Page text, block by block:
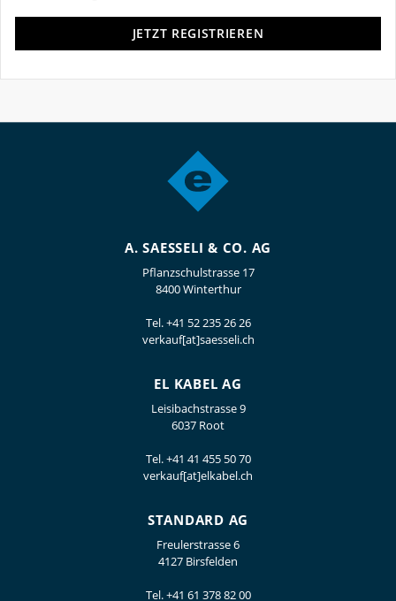
JETZT REGISTRIEREN
A. SAESSELI & CO. AG
Pflanzschulstrasse 17
8400 Winterthur
Tel.+41 52 235 26 26
verkauf[at]saesseli.ch
EL KABEL AG
Leisibachstrasse 9
6037 Root
Tel.+41 41 455 50 70
verkauf[at]elkabel.ch
STANDARD AG
Freulerstrasse 6
4127 Birsfelden
Tel.+41 61 378 82 00